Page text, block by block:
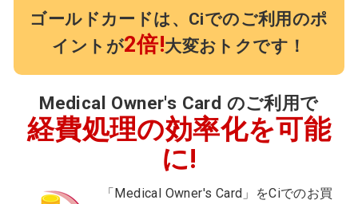
ゴールドカードは、Ciでのご利用のポ
イントが2倍!大変おトクです！
Medical Owner's Card のご利用で
経費処理の効率化を可能
に!
「Medical Owner's Card」をCiでのお買